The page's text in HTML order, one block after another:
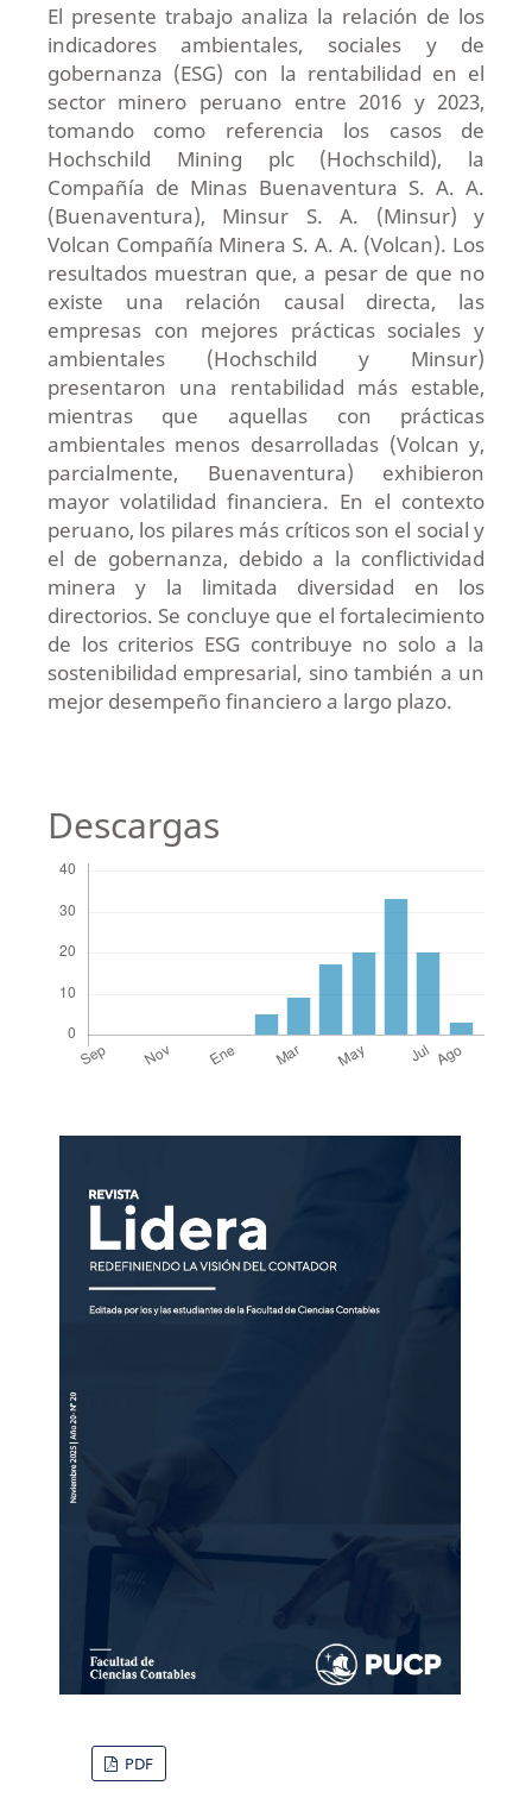
El presente trabajo analiza la relación de los
indicadores ambientales, sociales y de
gobernanza (ESG) con la rentabilidad en el
sector minero peruano entre 2016 y 2023,
tomando como referencia los casos de
Hochschild Mining plc (Hochschild), la
Compañía de Minas Buenaventura S. A. A.
(Buenaventura), Minsur S. A. (Minsur) y
Volcan Compañía Minera S. A. A. (Volcan). Los
resultados muestran que, a pesar de que no
existe una relación causal directa, las
empresas con mejores prácticas sociales y
ambientales (Hochschild y Minsur)
presentaron una rentabilidad más estable,
mientras que aquellas con prácticas
ambientales menos desarrolladas (Volcan y,
parcialmente, Buenaventura) exhibieron
mayor volatilidad financiera. En el contexto
peruano, los pilares más críticos son el social y
el de gobernanza, debido a la conflictividad
minera y la limitada diversidad en los
directorios. Se concluye que el fortalecimiento
de los criterios ESG contribuye no solo a la
sostenibilidad empresarial, sino también a un
mejor desempeño financiero a largo plazo.
Descargas
PDF